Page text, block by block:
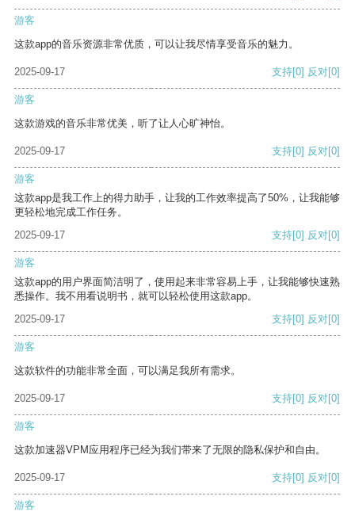
游客
这款app的音乐资源非常优质，可以让我尽情享受音乐的魅力。
2025-09-17 支持[0] 反对[0]
游客
这款游戏的音乐非常优美，听了让人心旷神怡。
2025-09-17 支持[0] 反对[0]
游客
这款app是我工作上的得力助手，让我的工作效率提高了50%，让我能够
更轻松地完成工作任务。
2025-09-17
支持[0] 反对[0]
游客
这款app的用户界面简洁明了，使用起来非常容易上手，让我能够快速熟
悉操作。我不用看说明书，就可以轻松使用这款app。
2025-09-17
支持[0] 反对[0]
游客
这款软件的功能非常全面，可以满足我所有需求。
2025-09-17 支持[0] 反对[0]
游客
这款加速器VPM应用程序已经为我们带来了无限的隐私保护和自由。
2025-09-17 支持[0] 反对[0]
游客